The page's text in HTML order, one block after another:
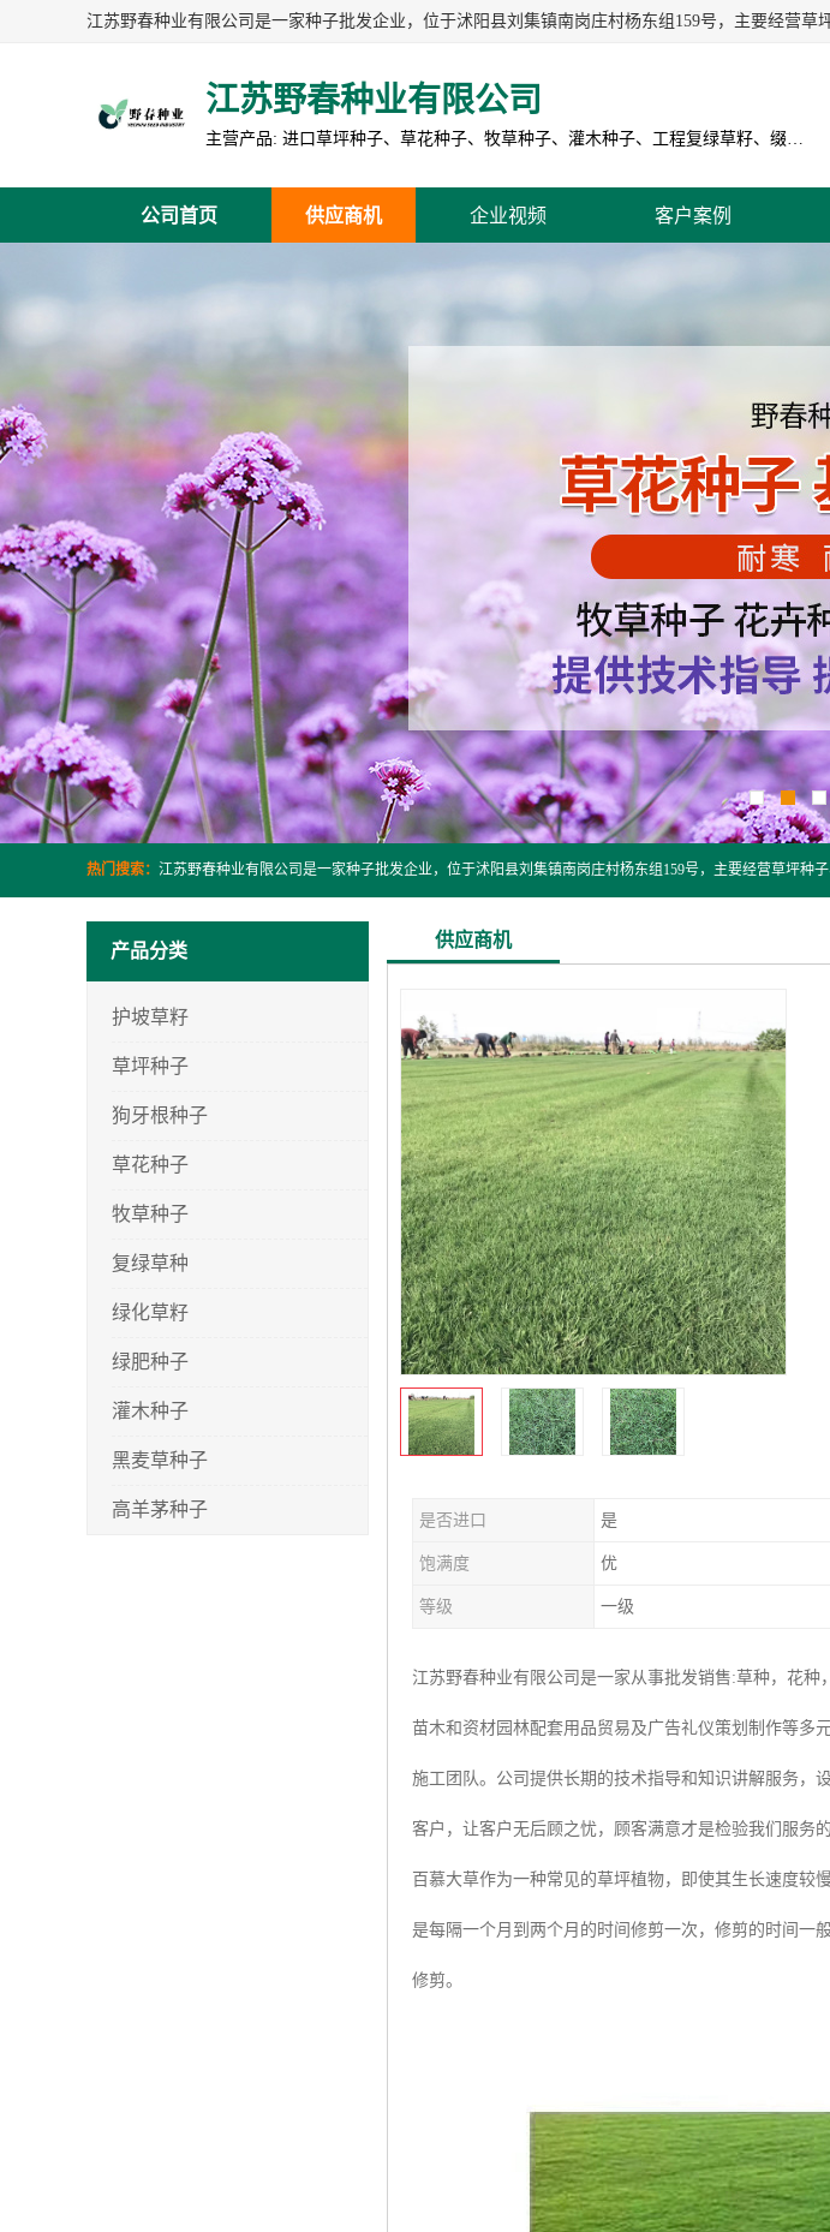
江苏野春种业有限公司
主营产品: 进口草坪种子、草花种子、牧草种子、灌木种子、工程复绿草籽、缀花组合种子
公司首页 供应商机 企业视频 客户案例
热门搜索：
产品分类
护坡草籽
草坪种子
狗牙根种子
草花种子
牧草种子
复绿草种
绿化草籽
绿肥种子
灌木种子
黑麦草种子
高羊茅种子
供应商机
是否进口 是
饱满度 优
等级 一级
江苏野春种业有限公司是一家从事批发销售:草种，花
苗木和资材园林配套用品贸易及广告礼仪策划制作等多
施工团队。公司提供长期的技术指导和知识讲解服务，
客户，让客户无后顾之忧，顾客满意才是检验我们服务的
百慕大草作为一种常见的草坪植物，即使其生长速度较
是每隔一个月到两个月的时间修剪一次，修剪的时间一
修剪。